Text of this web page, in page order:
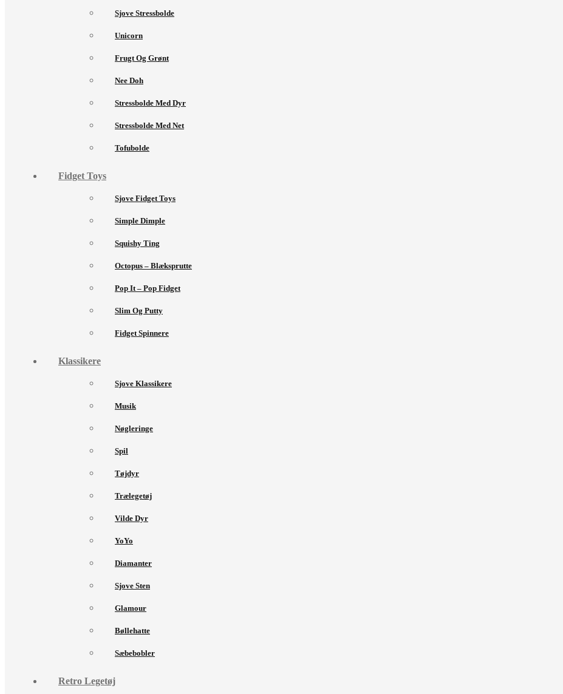
Sjove Stressbolde
Unicorn
Frugt Og Grønt
Nee Doh
Stressbolde Med Dyr
Stressbolde Med Net
Tofubolde
Fidget Toys
Sjove Fidget Toys
Simple Dimple
Squishy Ting
Octopus – Blæksprutte
Pop It – Pop Fidget
Slim Og Putty
Fidget Spinnere
Klassikere
Sjove Klassikere
Musik
Nøgleringe
Spil
Tøjdyr
Trælegetøj
Vilde Dyr
YoYo
Diamanter
Sjove Sten
Glamour
Bøllehatte
Sæbebobler
Retro Legetøj